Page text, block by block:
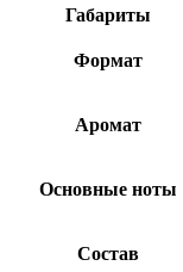
Габариты
Формат
Аромат
Основные ноты
Состав